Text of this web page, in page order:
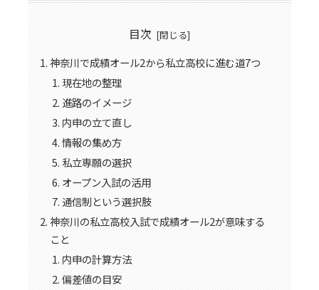
目次
神奈川で成績オール2から私立高校に進む道7つ
現在地の整理
進路のイメージ
内申の立て直し
情報の集め方
私立専願の選択
オープン入試の活用
通信制という選択肢
神奈川の私立高校入試で成績オール2が意味する
こと
内申の計算方法
偏差値の目安